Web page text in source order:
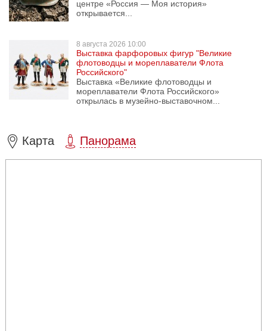
центре «Россия — Моя история»
открывается...
8 августа 2026 10:00
Выставка фарфоровых фигур "Великие
флотоводцы и мореплаватели Флота
Российского"
Выставка «Великие флотоводцы и
мореплаватели Флота Российского»
открылась в музейно-выставочном...
Карта Панорама